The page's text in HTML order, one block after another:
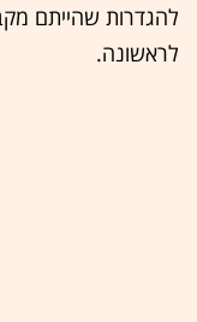
להגדרות שהייתם
לראשונה.